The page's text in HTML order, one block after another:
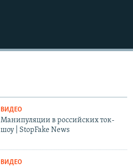
ВИДЕО
Манипуляции в российских ток-
шоу | StopFake News
ВИДЕО